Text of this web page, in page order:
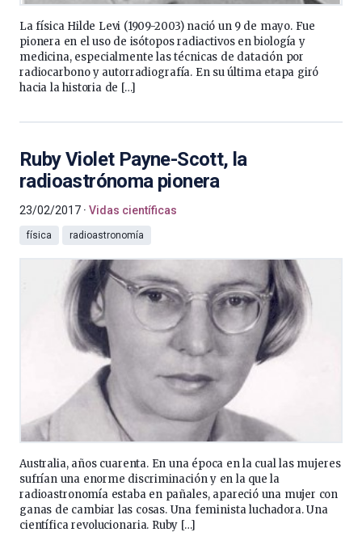
La física Hilde Levi (1909-2003) nació un 9 de mayo. Fue
pionera en el uso de isótopos radiactivos en biología y
medicina, especialmente las técnicas de datación por
radiocarbono y autorradiografía. En su última etapa giró
hacia la historia de […]
Ruby Violet Payne-Scott, la
radioastrónoma pionera
23/02/2017 Vidas científicas
física radioastronomía
Australia, años cuarenta. En una época en la cual las mujeres
sufrían una enorme discriminación y en la que la
radioastronomía estaba en pañales, apareció una mujer con
ganas de cambiar las cosas. Una feminista luchadora. Una
científica revolucionaria. Ruby […]